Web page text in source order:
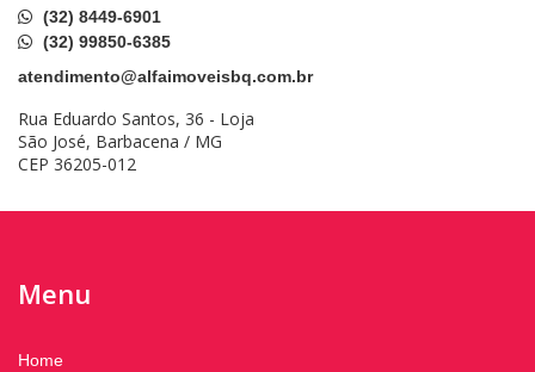
(32) 8449-6901
(32) 99850-6385
atendimento@alfaimoveisbq.com.br
Rua Eduardo Santos, 36 - Loja
São José, Barbacena / MG
CEP 36205-012
Menu
Home